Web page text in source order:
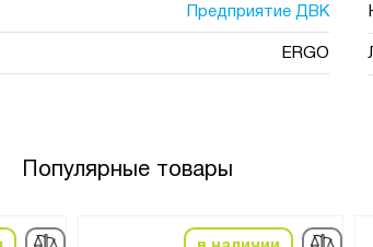
Предприятие ДВК
ERGO
Популярные товары